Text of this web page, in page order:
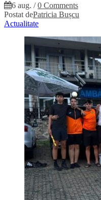
6 aug. / 0 Comments
Postat dePatricia Bușcu
Actualitate